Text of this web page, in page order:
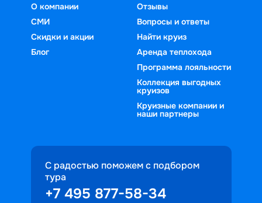
О компании
СМИ
Скидки и акции
Блог
Отзывы
Вопросы и ответы
Найти круиз
Аренда теплохода
Программа лояльности
Коллекция выгодных
круизов
Круизные компании и
наши партнеры
С радостью поможем с подбором
тура
+7 495 877-58-34